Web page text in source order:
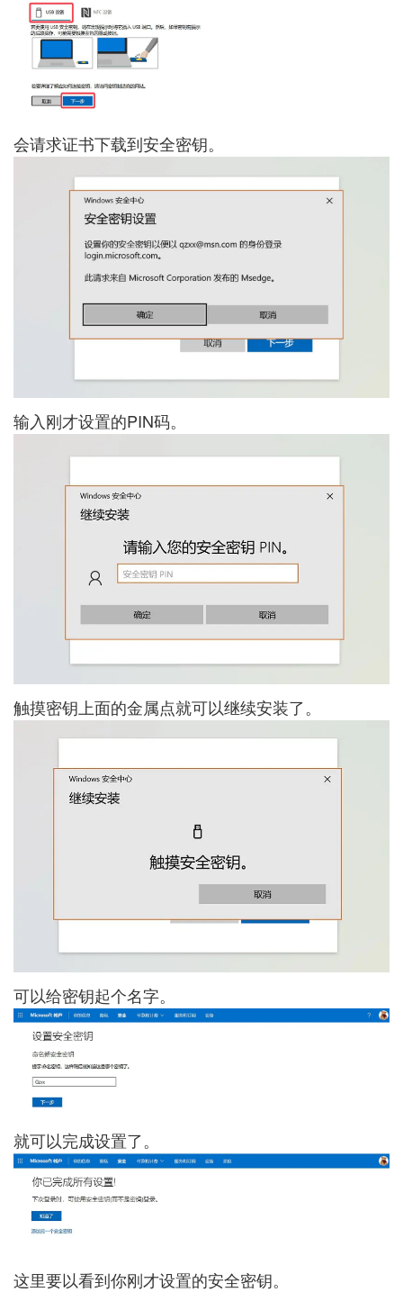
会请求证书下载到安全密钥。
输入刚才设置的PIN码。
触摸密钥上面的金属点就可以继续安装了。
可以给密钥起个名字。
就可以完成设置了。
这里要以看到你刚才设置的安全密钥。